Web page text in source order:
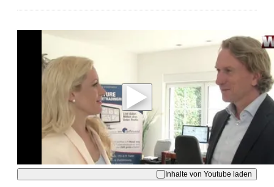
Mit der Wiedergabe dieses Videos werden
Daten an Youtube übertragen.
Hinweise dazu erhalten Sie in der Datenschutzerklärung.
Akzeptieren
Inhalte von Youtube laden